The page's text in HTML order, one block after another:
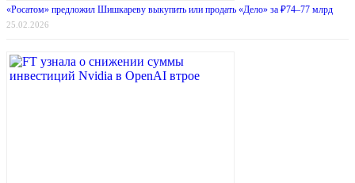
«Росатом» предложил Шишкареву выкупить или продать «Дело» за ₽74–77 млрд
25.02.2026